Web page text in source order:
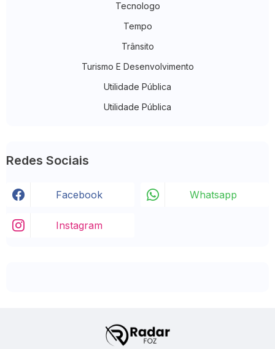
Tecnologo
Tempo
Trânsito
Turismo E Desenvolvimento
Utilidade Pública
Utilidade Pública
Redes Sociais
Facebook Whatsapp
Instagram